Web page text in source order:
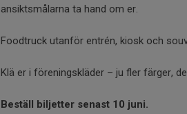
ansiktsmålarna ta hand om er.
Foodtruck utanför entrén, kiosk och
Klä er i föreningskläder – ju fler färger,
Beställ biljetter senast 10 juni.